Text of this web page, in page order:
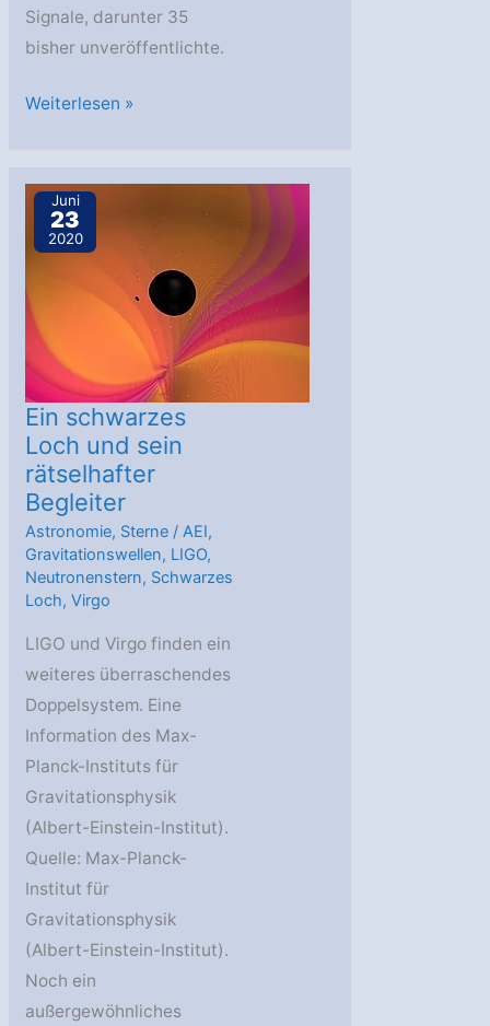
Signale, darunter 35
bisher unveröffentlichte.
LIGO,
KAGRA
erhöhen
ihren
auf
90
Weiterlesen »
Juni
23
2020
Ein schwarzes
Loch und sein
rätselhafter
Begleiter
Astronomie, Sterne /AEI,
Gravitationswellen, LIGO,
Neutronenstern, Schwarzes
Loch,Virgo
LIGO und Virgo finden ein
weiteres überraschendes
Doppelsystem. Eine
Information des Max-
Planck-Instituts für
Gravitationsphysik
(Albert-Einstein-Institut).
Quelle: Max-Planck-
Institut für
Gravitationsphysik
(Albert-Einstein-Institut).
Noch ein
außergewöhnliches